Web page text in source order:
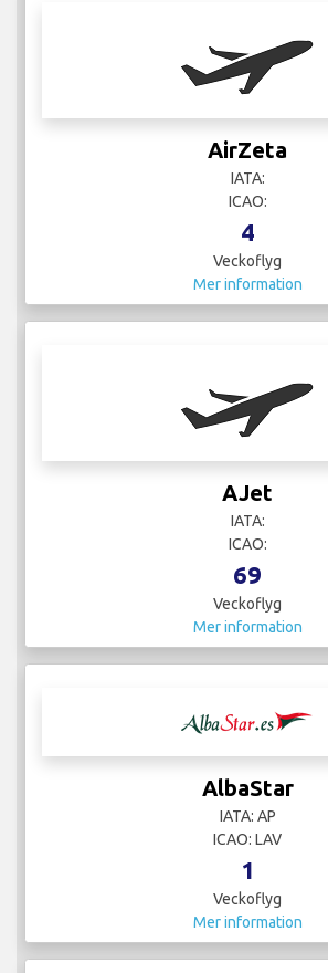
AirZeta
IATA:
ICAO:
4
Veckoflyg
Mer information
AJet
IATA:
ICAO:
69
Veckoflyg
Mer information
AlbaStar
IATA: AP
ICAO: LAV
1
Veckoflyg
Mer information